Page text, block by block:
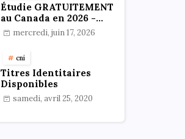
Étudie GRATUITEMENT
au Canada en 2026 -
Bourses 100%
Financées
mercredi, juin 17, 2026
cni
Titres Identitaires
Disponibles
samedi, avril 25, 2020